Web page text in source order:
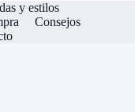
y estilos
Consejos